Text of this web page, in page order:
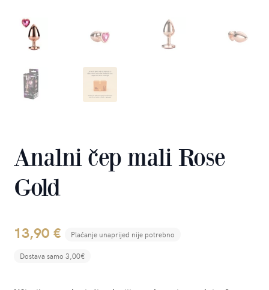
Analni čep mali Rose
Gold
13,90 € Plaćanje unaprijed nije potrebno
Dostava samo 3,00€